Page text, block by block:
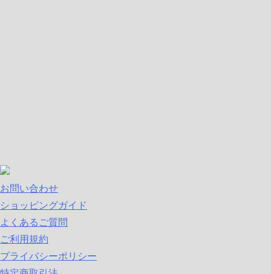
お問い合わせ
ショッピングガイド
よくあるご質問
ご利用規約
プライバシーポリシー